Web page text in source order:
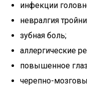
инфекции
невралгия
зубная боль;
аллергические
повышенное
черепно-